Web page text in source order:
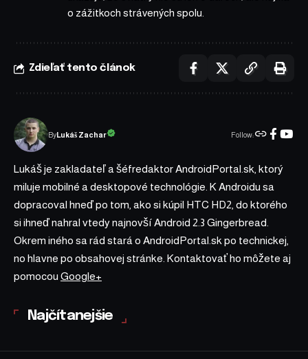
o zážitkoch strávených spolu.
Zdieľať tento článok
ByLukáš Zachar Follow:
Lukáš je zakladateľ a šéfredaktor AndroidPortal.sk, ktorý
miluje mobilné a desktopové technológie. K Androidu sa
dopracoval hneď po tom, ako si kúpil HTC HD2, do ktorého
si ihneď nahral vtedy najnovší Android 2.3 Gingerbread.
Okrem iného sa rád stará o AndroidPortal.sk po technickej,
no hlavne po obsahovej stránke. Kontaktovať ho môžete aj
pomocou Google+
Najčítanejšie